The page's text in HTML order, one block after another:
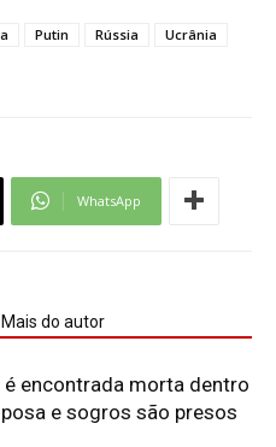
Putin Rússia
Ucrânia
WhatsApp
Mais do autor
é encontrada morta dentro
e sogros são presos